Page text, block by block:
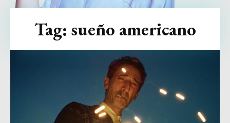
Tag: sueño americano